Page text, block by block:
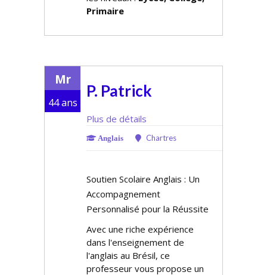
Primaire
Mr
44 ans
P. Patrick
Plus de détails
Anglais Chartres
Soutien Scolaire Anglais : Un
Accompagnement
Personnalisé pour la Réussite
Avec une riche expérience
dans l'enseignement de
l'anglais au Brésil, ce
professeur vous propose un